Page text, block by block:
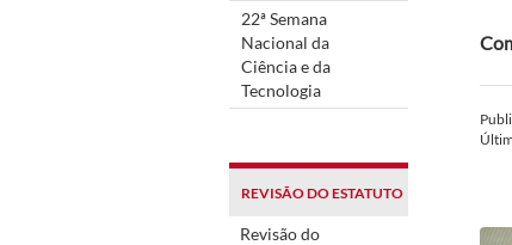
22ª Semana
Nacional da
Ciência e da
Tecnologia
REVISÃO DO ESTATUTO
Revisão do